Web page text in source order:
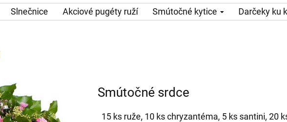
Slnečnice Akciové pugéty ruží Smútočné kytice Darčeky ku
Smútočné srdce
15 ks ruže, 10 ks chryzantéma, 5 ks santini, 20